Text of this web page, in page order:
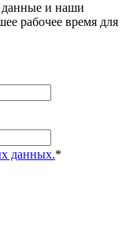
данные и наши
рабочее время для
данных.*